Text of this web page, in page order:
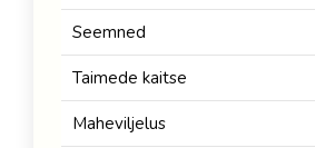
Seemned
Taimede kaitse
Maheviljelus